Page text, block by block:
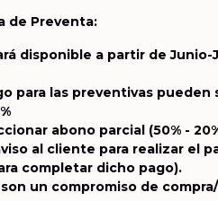
de Preventa:
disponible a partir de Junio-
para las preventivas
abono parcial (50% -
al cliente para realizar el
completar dicho pago).
un compromiso de